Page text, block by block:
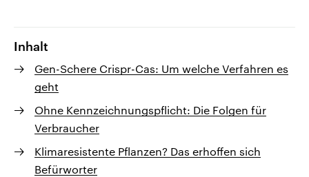
Inhalt
Gen-Schere Crispr-Cas: Um welche Verfahren es
geht
Ohne Kennzeichnungspflicht: Die Folgen für
Verbraucher
Klimaresistente Pflanzen? Das erhoffen sich
Befürworter